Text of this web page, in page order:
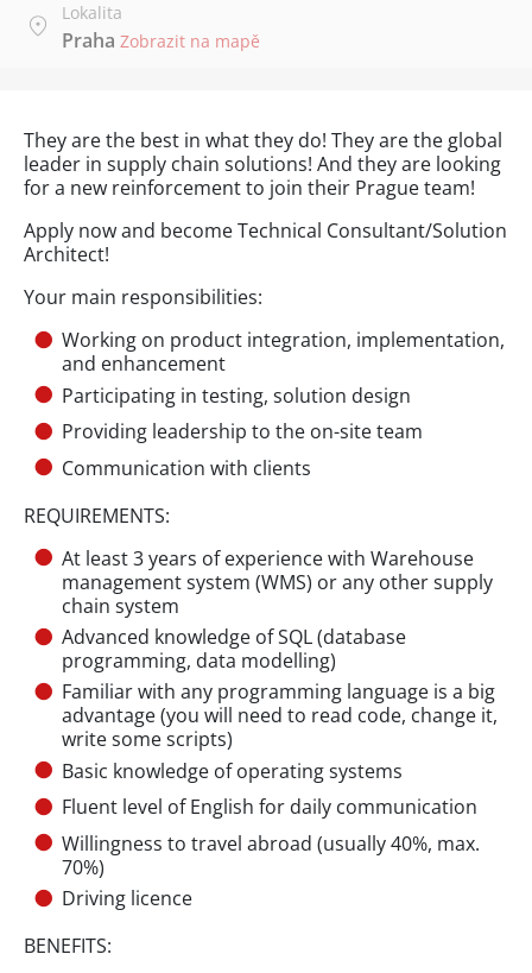
Lokalita
Praha Zobrazit na mapě
They are the best in what they do! They are the global
leader in supply chain solutions! And they are looking
for a new reinforcement to join their Prague team!
Apply now and become Technical Consultant/Solution
Architect!
Your main responsibilities:
Working on product integration, implementation,
and enhancement
Participating in testing, solution design
Providing leadership to the on-site team
Communication with clients
REQUIREMENTS:
At least 3 years of experience with Warehouse
management system (WMS) or any other supply
chain system
Advanced knowledge of SQL (database
programming, data modelling)
Familiar with any programming language is a big
advantage (you will need to read code, change it,
write some scripts)
Basic knowledge of operating systems
Fluent level of English for daily communication
Willingness to travel abroad (usually 40%, max.
70%)
Driving licence
BENEFITS: